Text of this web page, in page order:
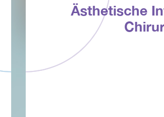
Ästhetische